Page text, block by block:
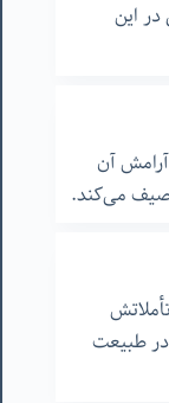
این
آن
می‌کند.
در طبیعت